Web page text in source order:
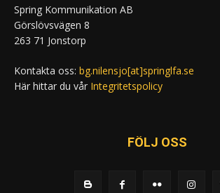
Spring Kommunikation AB
Görslövsvägen 8
263 71 Jonstorp
Kontakta oss: bg.nilensjo[at]springlfa.se
Här hittar du vår Integritetspolicy
FÖLJ OSS